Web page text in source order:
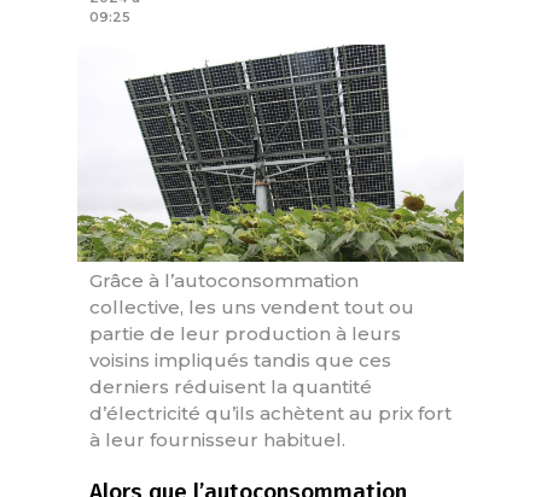
09:25
Grâce à l’autoconsommation
collective, les uns vendent tout ou
partie de leur production à leurs
voisins impliqués tandis que ces
derniers réduisent la quantité
d’électricité qu’ils achètent au prix fort
à leur fournisseur habituel.